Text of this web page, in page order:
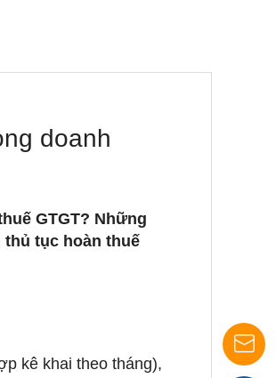
doanh
GTGT? Những
tục hoàn thuế
kê khai theo tháng),